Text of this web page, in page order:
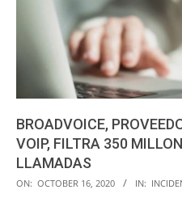
BROADVOICE,
VOIP, FILTRA 350
LLAMADAS
2020-
ON: OCTOBER 16, 2020 IN: